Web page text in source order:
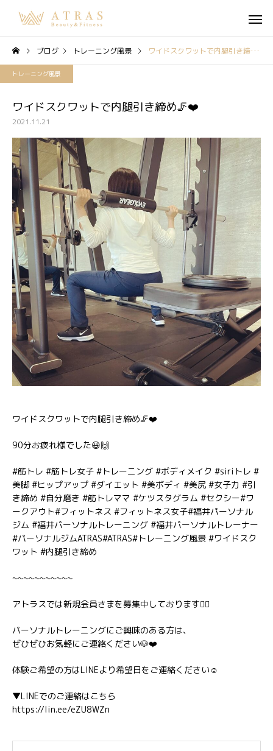
ブログ トレーニング風景 ワイドスクワットで内腿引き締め🦵❤️
トレーニング風景
ワイドスクワットで内腿引き締め🦵❤️
2021.11.21
ワイドスクワットで内腿引き締め🦵❤️
90分お疲れ様でした😃🙌
#筋トレ #筋トレ女子 #トレーニング #ボディメイク #siriトレ #
美脚 #ヒップアップ #ダイエット #美ボディ #美尻 #女子力 #引
き締め #自分磨き #筋トレママ #ケツスタグラム #セクシー#ワ
ークアウト#フィットネス #フィットネス女子#福井パーソナル
ジム #福井パーソナルトレーニング #福井パーソナルトレーナー
#パーソナルジムATRAS#ATRAS#トレーニング風景 #ワイドスク
ワット #内腿引き締め
~~~~~~~~~~~
アトラスでは新規会員さまを募集中しております🏋️‍♂️
パーソナルトレーニングにご興味のある方は、
ぜひぜひお気軽にご連絡ください🐶❤️
体験ご希望の方はLINEより希望日をご連絡ください☺️
▼LINEでのご連絡はこちら
https://lin.ee/eZU8WZn